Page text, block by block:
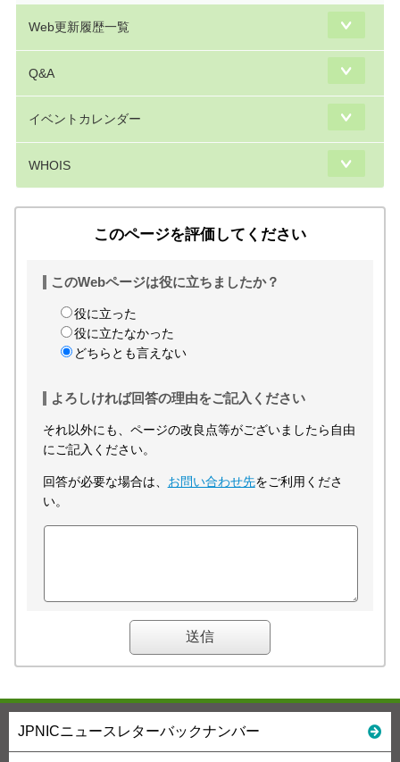
Web更新履歴一覧
Q&A
イベントカレンダー
WHOIS
このページを評価してください
このWebページは役に立ちましたか？
役に立った
役に立たなかった
どちらとも言えない
よろしければ回答の理由をご記入ください
それ以外にも、ページの改良点等がございましたら自由
にご記入ください。
回答が必要な場合は、 お問い合わせ先をご利用くださ
い。
JPNICニュースレターバックナンバー